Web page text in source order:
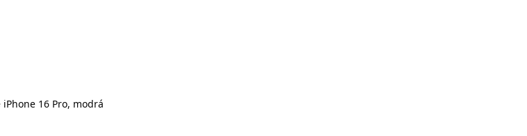
iPhone 16 Pro, modrá